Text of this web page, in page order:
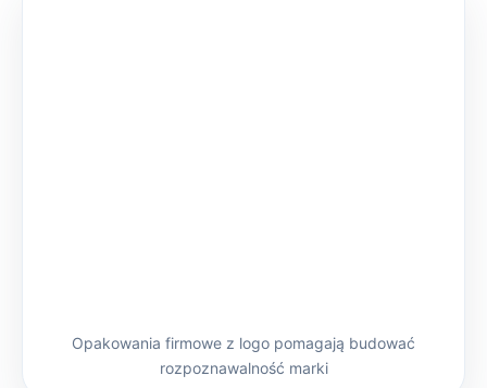
Opakowania firmowe z logo pomagają budować
rozpoznawalność marki